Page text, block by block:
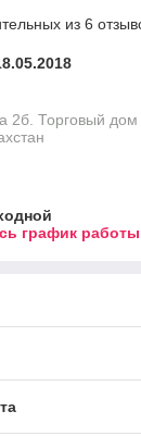
из 6
2б. Торговый
график работы